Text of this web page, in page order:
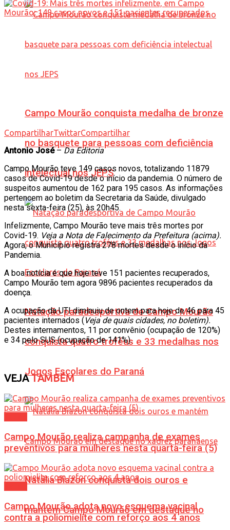
Campo Mourão conquista medalha de bronze
no basquete para pessoas com deficiência
intelectual nos JEPS
Natação paradesportiva de Campo Mourão
conquista quatro troféus e 33 medalhas nos
Jogos Escolares do Paraná
Natália Biazon conquista dois ouros e
mantém Campo Mourão em destaque no
CompartilharTwittarCompartilhar
Antonio José–Da Editoria
Campo Mourão teve 149 casos novos, totalizando 11879
casos de Covid-19 desde o início da pandemia. O número de
suspeitos aumentou de 162 para 195 casos. As informações
pertencem ao boletim da Secretaria da Saúde, divulgado
nesta sexta-feira (25), às 20h45.
Infelizmente, Campo Mourão teve mais três mortes por
Covid-19. Veja a Nota de Falecimento da Prefeitura (acima).
Agora, o Município registra 278 mortes desde o início da
Pandemia.
A boa notícia é que hoje teve 151 pacientes recuperados,
Campo Mourão tem agora 9896 pacientes recuperados da
doença.
A ocupação da UTI diminuiu de ontem para hoje de 46 para 45
pacientes internados (Veja de quais cidades, no boletim).
Destes internamentos, 11 por convênio (ocupação de 120%)
e 34 pelo SUS (ocupação de 141%).
VEJATAMBÉM
Campo Mourão realiza campanha de exames
preventivos para mulheres nesta quarta-feira (5)
Campo Mourão adota novo esquema vacinal
contra a poliomielite com reforço aos 4 anos